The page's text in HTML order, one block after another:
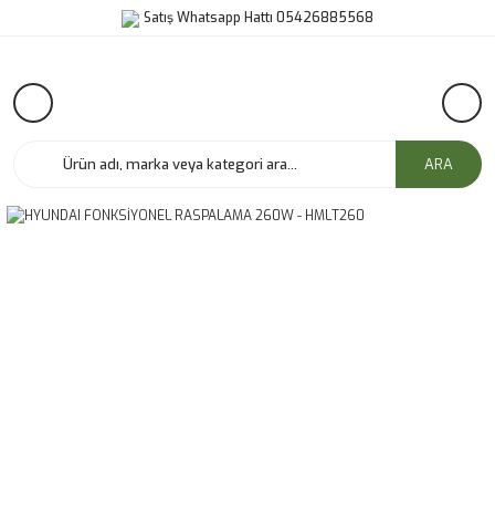
Satış Whatsapp Hattı 05426885568
ARA